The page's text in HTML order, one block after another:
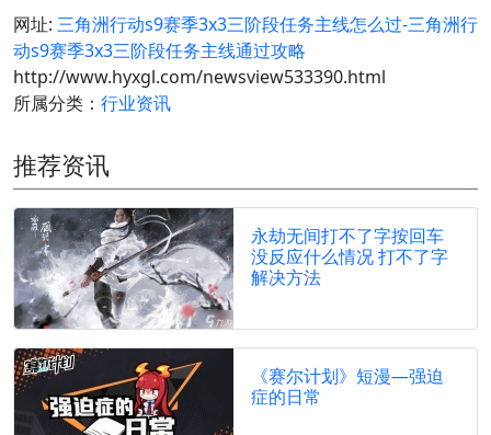
网址: 三角洲行动s9赛季3x3三阶段任务主线怎么过-三角洲行
动s9赛季3x3三阶段任务主线通过攻略
http://www.hyxgl.com/newsview533390.html
所属分类： 行业资讯
推荐资讯
永劫无间打不了字按回车
没反应什么情况 打不了字
解决方法
《赛尔计划》短漫—强迫
症的日常